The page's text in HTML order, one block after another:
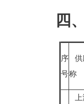
四
序
号
供
称
上